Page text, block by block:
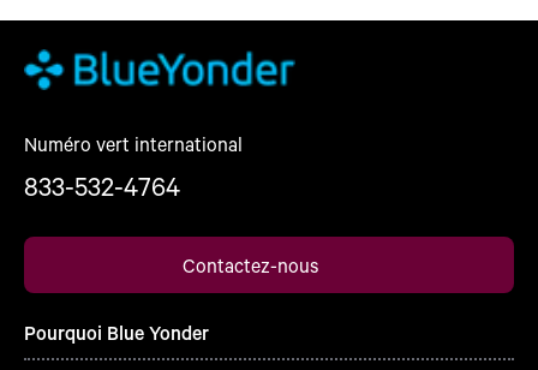
Numéro vert international
833-532-4764
Contactez-nous
Pourquoi Blue Yonder